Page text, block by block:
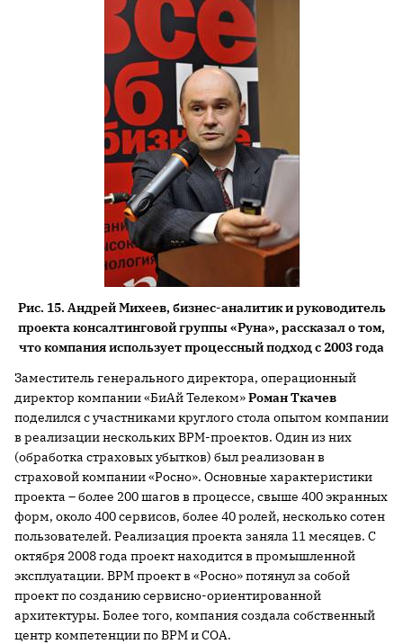
Рис. 15. Андрей Михеев, бизнес-аналитик и руководитель
проекта консалтинговой группы «Руна», рассказал о том,
что компания использует процессный подход с 2003 года
Заместитель генерального директора, операционный
директор компании «БиАй Телеком»Роман Ткачев
поделился с участниками круглого стола опытом компании
в реализации нескольких BPM-проектов. Один из них
(обработка страховых убытков) был реализован в
страховой компании «Росно». Основные характеристики
проекта – более 200 шагов в процессе, свыше 400 экранных
форм, около 400 сервисов, более 40 ролей, несколько сотен
пользователей. Реализация проекта заняла 11 месяцев. С
октября 2008 года проект находится в промышленной
эксплуатации. BPM проект в «Росно» потянул за собой
проект по созданию сервисно-ориентированной
архитектуры. Более того, компания создала собственный
центр компетенции по BPM и СОА.